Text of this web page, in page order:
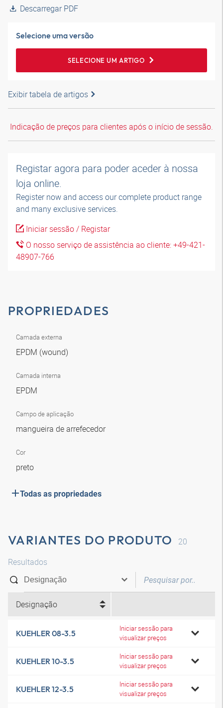
Descarregar PDF
Selecione uma versão
SELECIONE UM ARTIGO
Exibir tabela de artigos
Indicação de preços para clientes após o início de sessão.
Registar agora para poder aceder à nossa
loja online.
Register now and access our complete product range
and many exclusive services.
Iniciar sessão / Registar
O nosso serviço de assistência ao cliente: +49-421-
48907-766
PROPRIEDADES
Camada externa
EPDM (wound)
Camada interna
EPDM
Campo de aplicação
mangueira de arrefecedor
Cor
preto
Todas as propriedades
VARIANTES DO PRODUTO
20
Resultados
Designação
KUEHLER 08-3.5
Iniciar sessão para
visualizar preços
KUEHLER 10-3.5
Iniciar sessão para
visualizar preços
KUEHLER 12-3.5
Iniciar sessão para
visualizar preços